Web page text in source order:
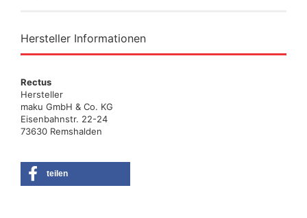
Hersteller Informationen
Rectus
Hersteller
maku GmbH & Co. KG
Eisenbahnstr. 22-24
73630 Remshalden
teilen